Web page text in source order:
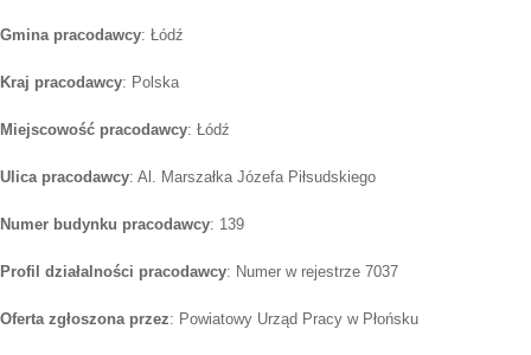
Gmina pracodawcy: Łódź
Kraj pracodawcy: Polska
Miejscowość pracodawcy: Łódź
Ulica pracodawcy: Al. Marszałka Józefa Piłsudskiego
Numer budynku pracodawcy: 139
Profil działalności pracodawcy: Numer w rejestrze 7037
Oferta zgłoszona przez: Powiatowy Urząd Pracy w Płońsku